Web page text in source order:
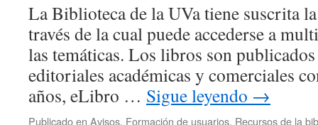
La Biblioteca de la UVa tiene suscrita
través de la cual puede accederse a
las temáticas. Los libros son
editoriales académicas y comerciales
años, eLibro … Sigue leyendo →
Publicado en Avisos, Formación de usuarios, Recursos de la